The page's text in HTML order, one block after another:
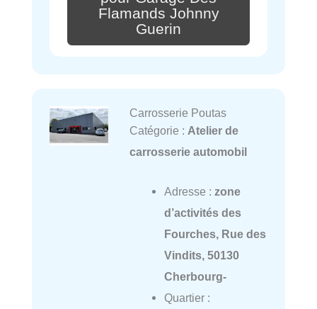
Flamands Johnny
Guerin
Carrosserie Poutas
Catégorie : Atelier de
carrosserie automobil
Adresse : zone
d’activités des
Fourches, Rue des
Vindits, 50130
Cherbourg-
Quartier :